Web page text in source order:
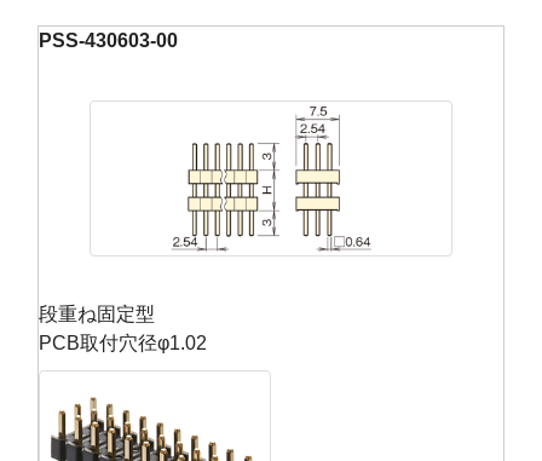
PSS-430603-00
段重ね固定型
PCB取付穴径φ1.02